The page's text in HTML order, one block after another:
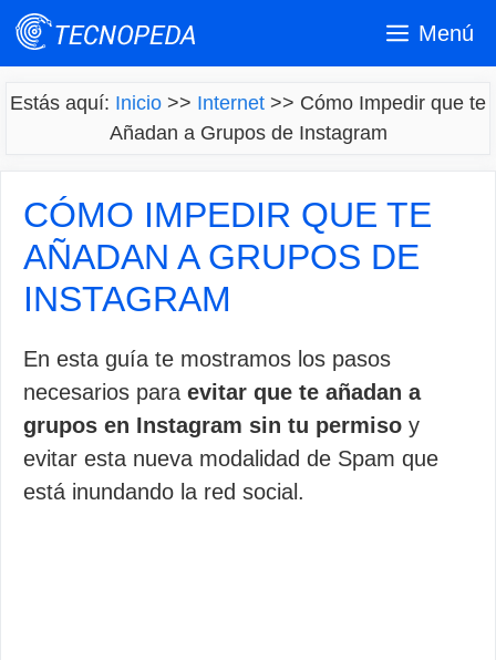
Saltar
Menú
Estás aquí: Inicio >> Internet >> Cómo Impedir que te
Añadan a Grupos de Instagram
CÓMO IMPEDIR QUE TE
AÑADAN A GRUPOS DE
INSTAGRAM
En esta guía te mostramos los pasos
necesarios para evitar que te añadan a
grupos en Instagram sin tu permiso y
evitar esta nueva modalidad de Spam que
está inundando la red social.